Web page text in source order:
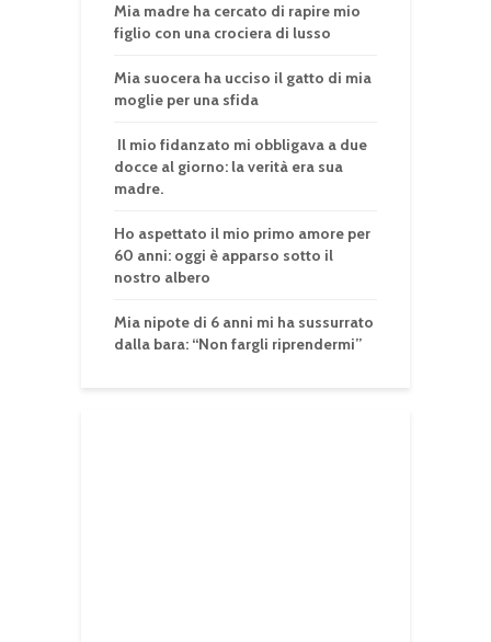
Mia madre ha cercato di rapire mio
figlio con una crociera di lusso
Mia suocera ha ucciso il gatto di mia
moglie per una sfida
Il mio fidanzato mi obbligava a due
docce al giorno: la verità era sua
madre.
Ho aspettato il mio primo amore per
60 anni: oggi è apparso sotto il
nostro albero
Mia nipote di 6 anni mi ha sussurrato
dalla bara: “Non fargli riprendermi”